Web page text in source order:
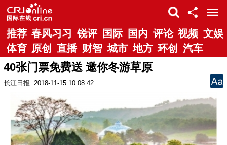
推荐 春风习习 锐评 国际 国内 评论 视频 文娱
体育 原创 直播 财智 城市 地方 环创 汽车
40张门票免费送 邀你冬游草原
长江日报 2018-11-15 10:08:42